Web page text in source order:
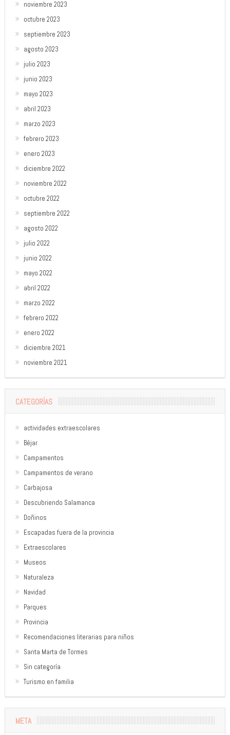
noviembre 2023
octubre 2023
septiembre 2023
agosto 2023
julio 2023
junio 2023
mayo 2023
abril 2023
marzo 2023
febrero 2023
enero 2023
diciembre 2022
noviembre 2022
octubre 2022
septiembre 2022
agosto 2022
julio 2022
junio 2022
mayo 2022
abril 2022
marzo 2022
febrero 2022
enero 2022
diciembre 2021
noviembre 2021
CATEGORÍAS
actividades extraescolares
Béjar
Campamentos
Campamentos de verano
Carbajosa
Descubriendo Salamanca
Doñinos
Escapadas fuera de la provincia
Extraescolares
Museos
Naturaleza
Navidad
Parques
Provincia
Recomendaciones literarias para niños
Santa Marta de Tormes
Sin categoría
Turismo en familia
META